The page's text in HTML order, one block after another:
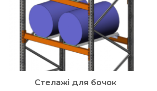
Стелажі для бочок